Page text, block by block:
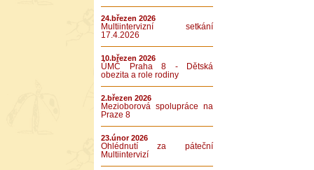
24.březen 2026
Multiintervizní setkání
17.4.2026
10.březen 2026
ÚMČ Praha 8 - Dětská
obezita a role rodiny
2.březen 2026
Mezioborová spolupráce na
Praze 8
23.únor 2026
Ohlédnutí za páteční
Multiintervizí